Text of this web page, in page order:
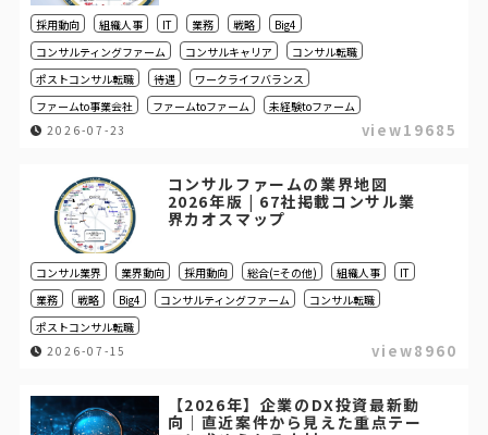
採用動向 組織人事 IT 業務 戦略
Big4
コンサルティングファーム
コンサルキャリア
コンサル転職
ポストコンサル転職
待遇
ワークライフバランス
ファームto事業会社
ファームtoファーム
未経験toファーム
2026-07-23
view19685
コンサルファームの業界地図
2026年版 | 67社掲載コンサル業
界カオスマップ
コンサル業界 業界動向 採用動向 総合(=その他) 組織人事
IT
業務
戦略 Big4 コンサルティングファーム
コンサル転職
ポストコンサル転職
2026-07-15
view8960
【2026年】企業のDX投資最新動
向｜直近案件から見えた重点テー